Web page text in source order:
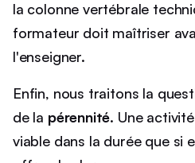
la colonne vertébrale
formateur doit maîtriser
l'enseigner.
Enfin, nous traitons la
de la pérennité. Une
viable dans la durée que si